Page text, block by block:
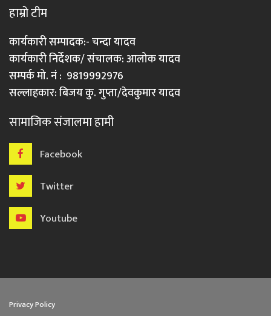
हाम्रो टीम
कार्यकारी सम्पादक:- चन्दा यादव
कार्यकारी निर्देशक/ संचालक: आलोक यादव
सम्पर्क मो. नं : 9819992976
सल्लाहकार: बिजय कु. गुप्ता/देवकुमार यादव
सामाजिक संजालमा हामी
Facebook
Twitter
Youtube
Privacy Policy